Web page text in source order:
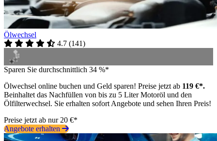
Ölwechsel
4.7 (141)
Sparen Sie durchschnittlich 34 %*
Ölwechsel online buchen und Geld sparen! Preise jetzt ab 119 €*.
Beinhaltet das Nachfüllen von bis zu 5 Liter Motoröl und den
Ölfilterwechsel. Sie erhalten sofort Angebote und sehen Ihren Preis!
Preise jetzt ab nur 20 €*
Angebote erhalten